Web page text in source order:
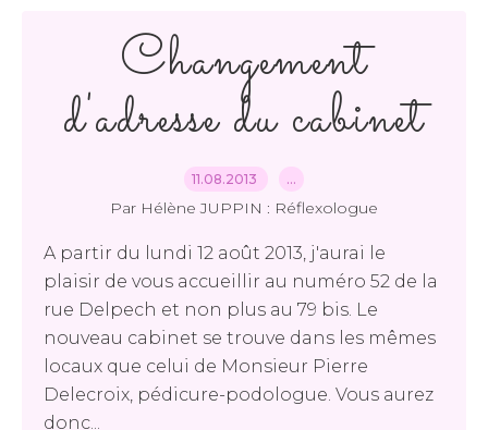
Changement
d'adresse du cabinet
11.08.2013 …
Par Hélène JUPPIN : Réflexologue
A partir du lundi 12 août 2013, j'aurai le
plaisir de vous accueillir au numéro 52 de la
rue Delpech et non plus au 79 bis. Le
nouveau cabinet se trouve dans les mêmes
locaux que celui de Monsieur Pierre
Delecroix, pédicure-podologue. Vous aurez
donc...